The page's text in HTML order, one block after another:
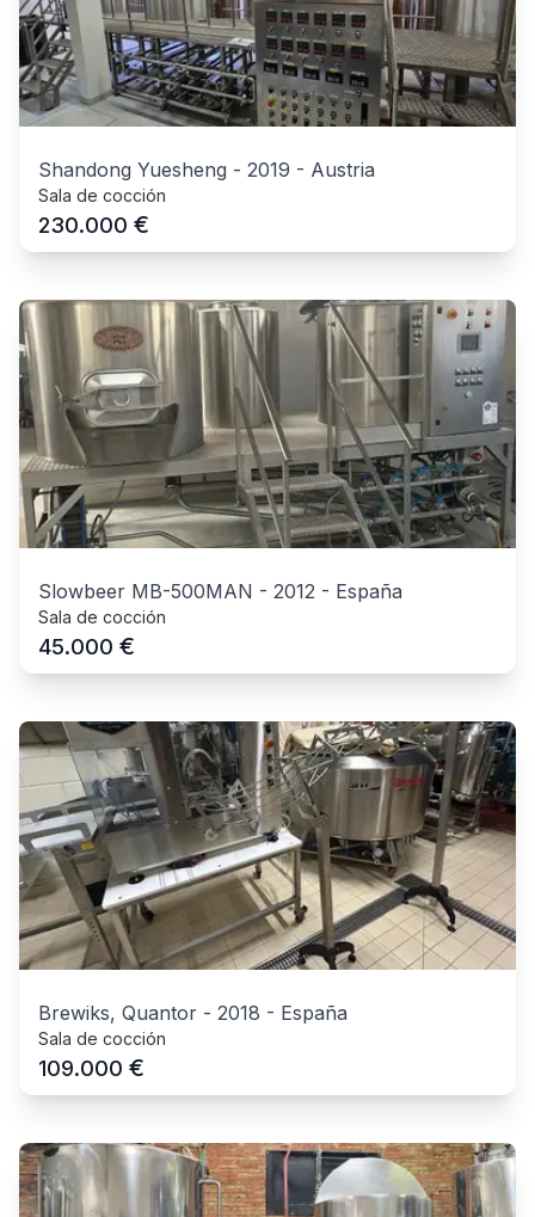
Shandong Yuesheng - 2019 - Austria
Sala de cocción
230.000 €
Slowbeer MB-500MAN - 2012 - España
Sala de cocción
45.000 €
Brewiks, Quantor - 2018 - España
Sala de cocción
109.000 €